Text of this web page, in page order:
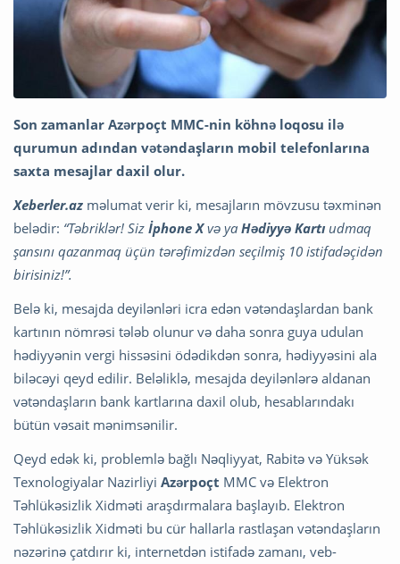
Son zamanlar Azərpoçt MMC-nin köhnə loqosu ilə
qurumun adından vətəndaşların mobil telefonlarına
saxta mesajlar daxil olur.
Xeberler.az məlumat verir ki, mesajların mövzusu təxminən
belədir: “Təbriklər! Siz İphone Xvə ya Hədiyyə Kartı udmaq
şansını qazanmaq üçün tərəfimizdən seçilmiş 10 istifadəçidən
birisiniz!”.
Belə ki, mesajda deyilənləri icra edən vətəndaşlardan bank
kartının nömrəsi tələb olunur və daha sonra guya udulan
hədiyyənin vergi hissəsini ödədikdən sonra, hədiyyəsini ala
biləcəyi qeyd edilir. Beləliklə, mesajda deyilənlərə aldanan
vətəndaşların bank kartlarına daxil olub, hesablarındakı
bütün vəsait mənimsənilir.
Qeyd edək ki, problemlə bağlı Nəqliyyat, Rabitə və Yüksək
Texnologiyalar Nazirliyi Azərpoçt MMC və Elektron
Təhlükəsizlik Xidməti araşdırmalara başlayıb. Elektron
Təhlükəsizlik Xidməti bu cür hallarla rastlaşan vətəndaşların
nəzərinə çatdırır ki, internetdən istifadə zamanı, veb-